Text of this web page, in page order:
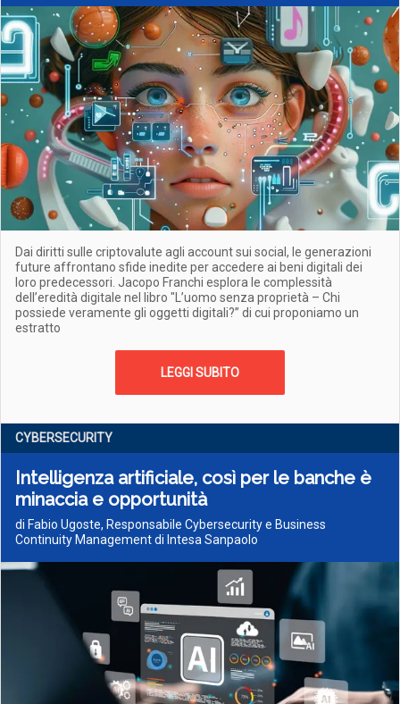
Dai diritti sulle criptovalute agli account sui social, le generazioni
future affrontano sfide inedite per accedere ai beni digitali dei
loro predecessori. Jacopo Franchi esplora le complessità
dell’eredità digitale nel libro "L’uomo senza proprietà – Chi
possiede veramente gli oggetti digitali?” di cui proponiamo un
estratto
LEGGI SUBITO
CYBERSECURITY
Intelligenza artificiale, così per le banche è
minaccia e opportunità
di Fabio Ugoste, Responsabile Cybersecurity e Business
Continuity Management di Intesa Sanpaolo